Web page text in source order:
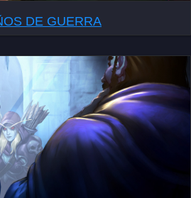
DE GUERRA